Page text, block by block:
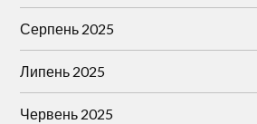
Серпень 2025
Липень 2025
Червень 2025